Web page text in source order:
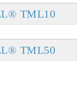
TML10
TML50